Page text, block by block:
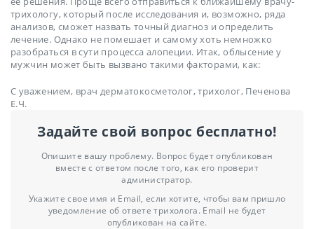
трихологу, который после исследования и, возможно, ряда
анализов, сможет назвать точный диагноз и определить
лечение. Однако не помешает и самому хоть немножко
разобраться в сути процесса алопеции. Итак, облысение у
мужчин может быть вызвано такими факторами, как:
С уважением, врач дерматокосметолог, трихолог, Печенова
Е.Ч.
Задайте свой вопрос бесплатно!
Опишите вашу проблему. Вопрос будет опубликован
вместе с ответом после того, как его проверит
администратор.
Укажите свое имя и Email, если хотите, чтобы вам пришло
уведомление об ответе трихолога. Email не будет
опубликован на сайте.